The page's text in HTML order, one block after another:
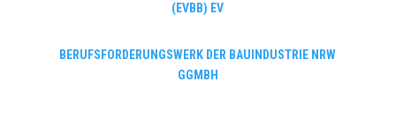
(EVBB) EV
BERUFSFORDERUNGSWERK DER BAUINDUSTRIE NRW
GGMBH